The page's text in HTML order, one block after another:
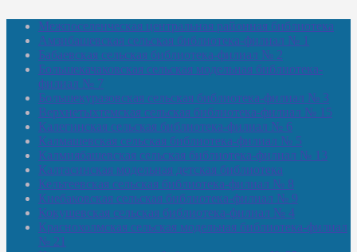
Межпоселенческая центральная районная библиотека
Амзибашевская сельская библиотека-филиал № 1
Бабаевская сельская библиотека-филиал № 2
Большекачаковская сельская модельная библиотека-
филиал № 7
Большекуразовская сельская библиотека-филиал № 3
Верхнетыхтемская сельская библиотека-филиал № 15
Калегинская сельская библиотека-филиал № 6
Калмашевская сельская библиотека-филиал № 5
Калмиябашевская сельская библиотека-филиал № 13
Калтасинская модельная детская библиотека
Кельтеевская сельская библиотека-филиал № 8
Киебаковская сельская библиотека-филиал № 9
Кокушевская сельская библиотека-филиал № 4
Краснохолмская сельская модельная библиотека-филиал
№ 21